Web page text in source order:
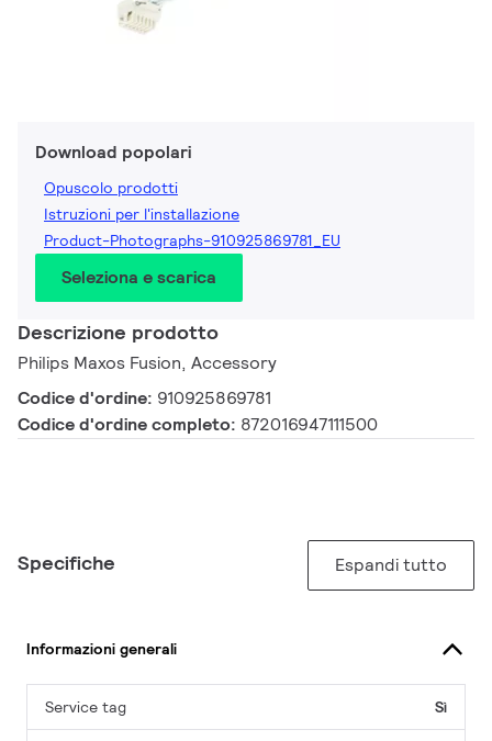
Download popolari
Opuscolo prodotti
Istruzioni per l'installazione
Product-Photographs-910925869781_EU
Seleziona e scarica
Descrizione prodotto
Philips Maxos Fusion, Accessory
Codice d'ordine: 910925869781
Codice d'ordine completo: 872016947111500
Specifiche Espandi tutto
Informazioni generali
Service tag Sì